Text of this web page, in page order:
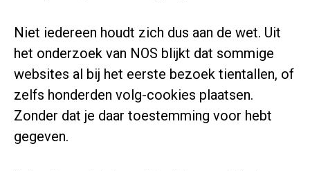
Niet iedereen houdt zich dus aan de wet. Uit
het onderzoek van NOS blijkt dat sommige
websites al bij het eerste bezoek tientallen, of
zelfs honderden volg-cookies plaatsen.
Zonder dat je daar toestemming voor hebt
gegeven.